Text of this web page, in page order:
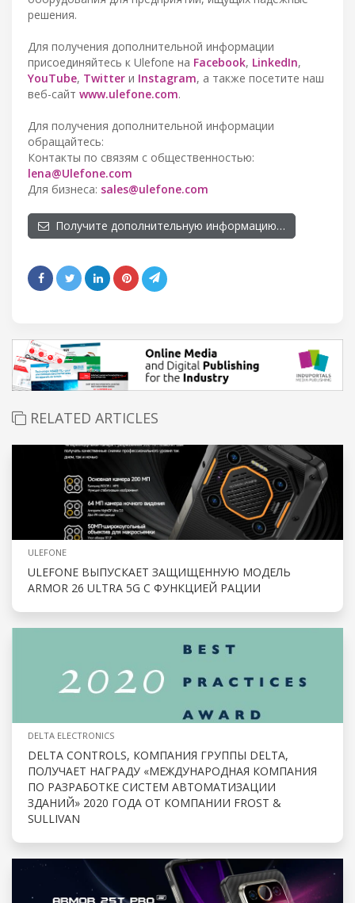
решения.
Для получения дополнительной информации
присоединяйтесь к Ulefone на Facebook, LinkedIn,
YouTube, Twitter и Instagram, а также посетите наш
веб-сайт www.ulefone.com.
Для получения дополнительной информации
обращайтесь:
Контакты по связям с общественностью:
lena@Ulefone.com
Для бизнеса: sales@ulefone.com
Получите дополнительную информацию…
RELATED ARTICLES
ULEFONE
ULEFONE ВЫПУСКАЕТ ЗАЩИЩЕННУЮ МОДЕЛЬ
ARMOR 26 ULTRA 5G С ФУНКЦИЕЙ РАЦИИ
DELTA ELECTRONICS
DELTA CONTROLS, КОМПАНИЯ ГРУППЫ DELTA,
ПОЛУЧАЕТ НАГРАДУ «МЕЖДУНАРОДНАЯ КОМПАНИЯ
ПО РАЗРАБОТКЕ СИСТЕМ АВТОМАТИЗАЦИИ
ЗДАНИЙ» 2020 ГОДА ОТ КОМПАНИИ FROST &
SULLIVAN